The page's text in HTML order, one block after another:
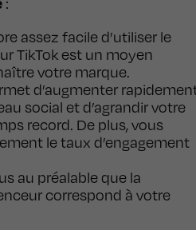
assez facile d’utiliser le
TikTok est un moyen
votre marque.
d’augmenter
social et d’agrandir votre
record. De plus, vous
le taux d’engagement
au préalable que la
correspond à votre